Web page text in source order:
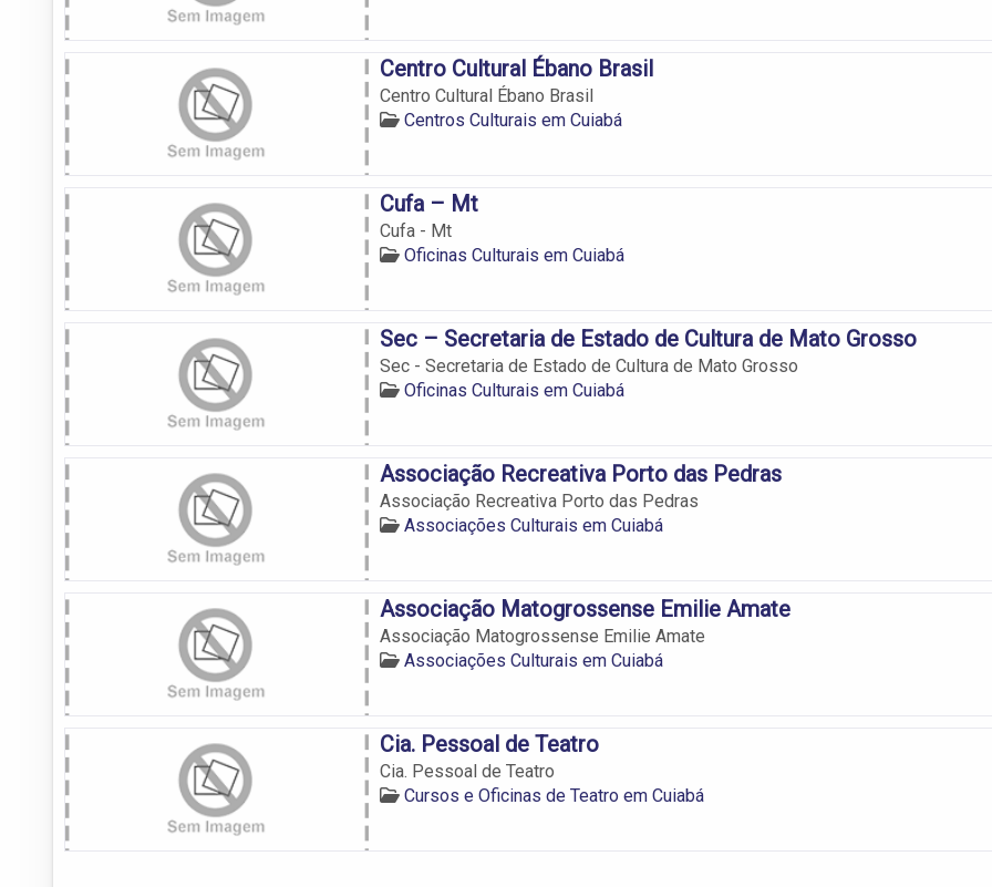
Centro Cultural Ébano Brasil
Centro Cultural Ébano Brasil
Centros Culturais em Cuiabá
Cufa – Mt
Cufa - Mt
Oficinas Culturais em Cuiabá
Sec – Secretaria de Estado de Cultura de Mato Grosso
Sec - Secretaria de Estado de Cultura de Mato Grosso
Oficinas Culturais em Cuiabá
Associação Recreativa Porto das Pedras
Associação Recreativa Porto das Pedras
Associações Culturais em Cuiabá
Associação Matogrossense Emilie Amate
Associação Matogrossense Emilie Amate
Associações Culturais em Cuiabá
Cia. Pessoal de Teatro
Cia. Pessoal de Teatro
Cursos e Oficinas de Teatro em Cuiabá